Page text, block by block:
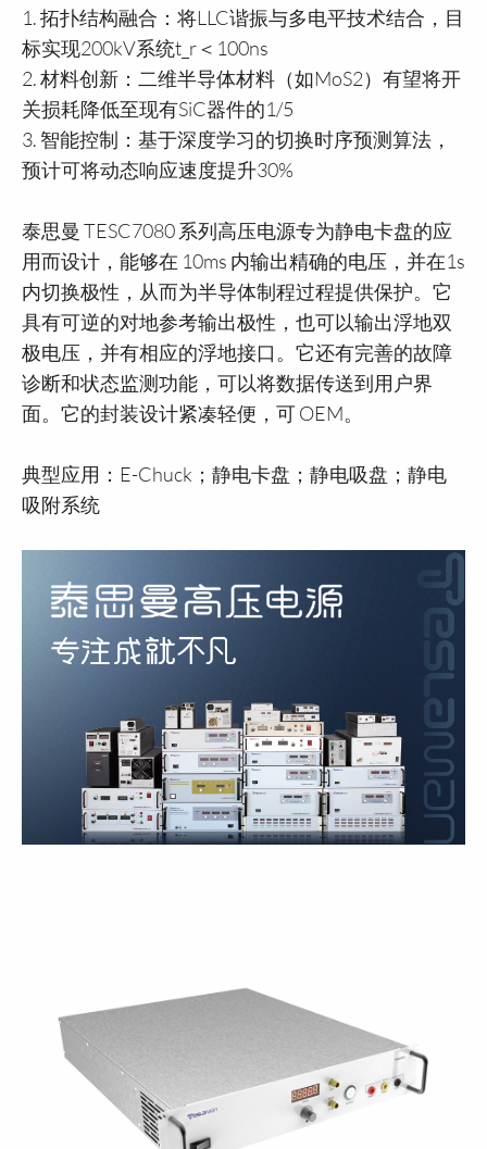
1. 拓扑结构融合：将LLC谐振与多电平技术结合，目
标实现200kV系统t_r＜100ns
2. 材料创新：二维半导体材料（如MoS2）有望将开
关损耗降低至现有SiC器件的1/5
3. 智能控制：基于深度学习的切换时序预测算法，
预计可将动态响应速度提升30%
泰思曼 TESC7080 系列高压电源专为静电卡盘的应
用而设计，能够在 10ms 内输出精确的电压，并在1s
内切换极性，从而为半导体制程过程提供保护。它
具有可逆的对地参考输出极性，也可以输出浮地双
极电压，并有相应的浮地接口。它还有完善的故障
诊断和状态监测功能，可以将数据传送到用户界
面。它的封装设计紧凑轻便，可 OEM。
典型应用：E-Chuck；静电卡盘；静电吸盘；静电
吸附系统